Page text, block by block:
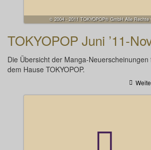
© 2004 - 2011 TOKYOPOP® GmbH Alle Rechte
TOKYOPOP Juni ’11-
Die Übersicht der Manga-
dem Hause TOKYOPOP.